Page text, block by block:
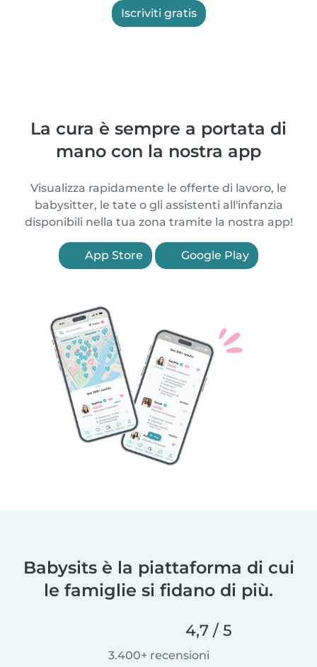
Iscriviti gratis
La cura è sempre a portata di
mano con la nostra app
Visualizza rapidamente le offerte di lavoro, le
babysitter, le tate o gli assistenti all'infanzia
disponibili nella tua zona tramite la nostra app!
App Store Google Play
Babysits è la piattaforma di cui
le famiglie si fidano di più.
4,7 / 5
3.400+ recensioni